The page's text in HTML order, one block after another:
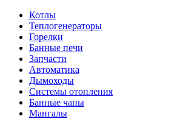
Котлы
Теплогенераторы
Горелки
Банные печи
Запчасти
Автоматика
Дымоходы
Системы отопления
Банные чаны
Мангалы